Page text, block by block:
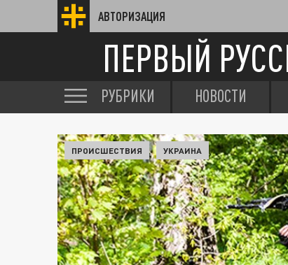
АВТОРИЗАЦИЯ
ПЕРВЫЙ
РУБРИКИ НОВОСТИ
ПРОИСШЕСТВИЯ УКРАИНА